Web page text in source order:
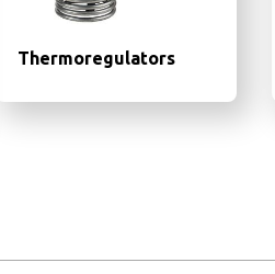
Thermoregulators